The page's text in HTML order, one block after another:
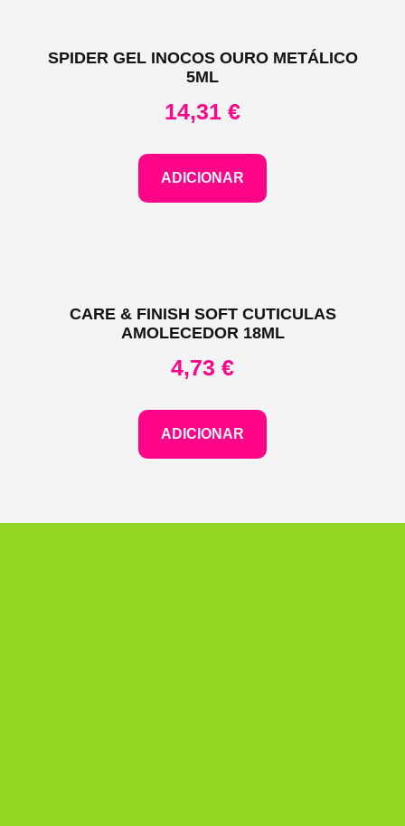
SPIDER GEL INOCOS OURO METÁLICO
5ML
14,31 €
ADICIONAR
CARE & FINISH SOFT CUTICULAS
AMOLECEDOR 18ML
4,73 €
ADICIONAR